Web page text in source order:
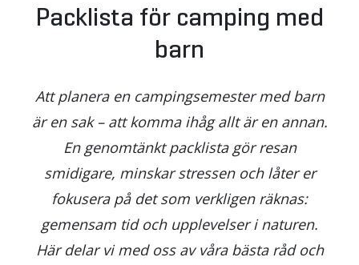
Packlista för camping med
barn
Att planera en campingsemester med barn
är en sak – att komma ihåg allt är en annan.
En genomtänkt packlista gör resan
smidigare, minskar stressen och låter er
fokusera på det som verkligen räknas:
gemensam tid och upplevelser i naturen.
Här delar vi med oss av våra bästa råd och